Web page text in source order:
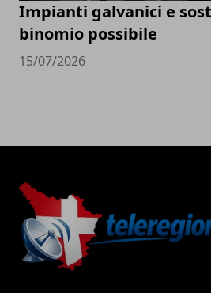
Impianti galvanici e
binomio possibile
15/07/2026